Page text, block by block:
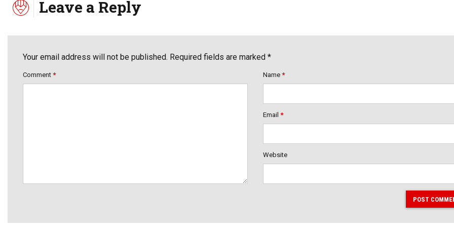
Leave a Reply
Your email address will not be published. Required fields are marked *
Comment * Name *
Email *
Website
POST